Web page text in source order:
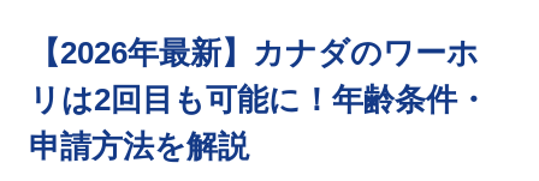
【2026年最新】カナダのワーホ
リは2回目も可能に！年齢条件・
申請方法を解説